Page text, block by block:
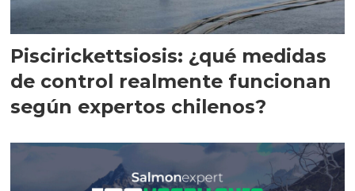
Piscirickettsiosis: ¿qué medidas
de control realmente funcionan
según expertos chilenos?